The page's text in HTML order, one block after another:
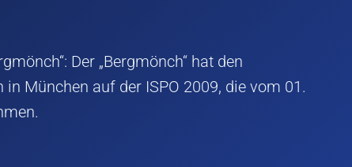
Der „Bergmönch“ hat den
München auf der ISPO 2009, die vom 01.